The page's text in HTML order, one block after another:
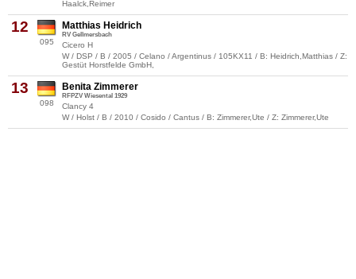
Haalck,Reimer
12
095
Matthias Heidrich
RV Gellmersbach
Cicero H
W / DSP / B / 2005 / Celano / Argentinus / 105KX11 / B: Heidrich,Matthias / Z:
Gestüt Horstfelde GmbH,
13
098
Benita Zimmerer
RFPZV Wiesental 1929
Clancy 4
W / Holst / B / 2010 / Cosido / Cantus / B: Zimmerer,Ute / Z: Zimmerer,Ute